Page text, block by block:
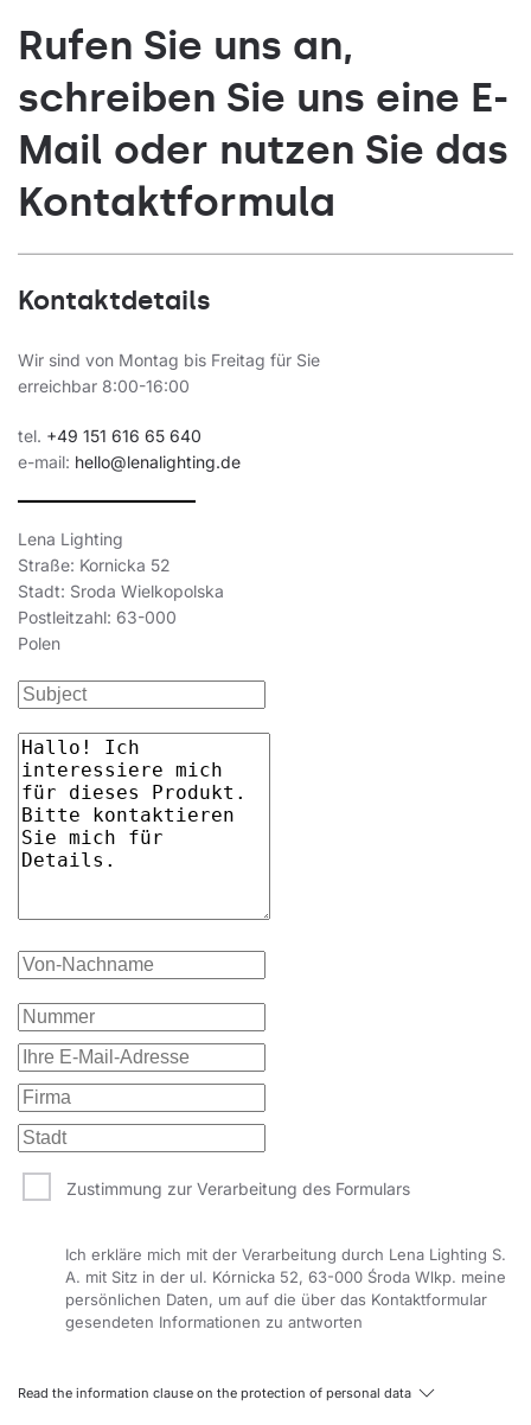
Rufen Sie uns an,
schreiben Sie uns eine E-
Mail oder nutzen Sie das
Kontaktformula
Kontaktdetails
Wir sind von Montag bis Freitag für Sie
erreichbar 8:00-16:00
tel. +49 151 616 65 640
e-mail: hello@lenalighting.de
Lena Lighting
Straße: Kornicka 52
Stadt: Sroda Wielkopolska
Postleitzahl: 63-000
Polen
Zustimmung zur Verarbeitung des Formulars
Ich erkläre mich mit der Verarbeitung durch Lena Lighting S.
A. mit Sitz in der ul. Kórnicka 52, 63-000 Środa Wlkp. meine
persönlichen Daten, um auf die über das Kontaktformular
gesendeten Informationen zu antworten
Read the information clause on the protection of personal data